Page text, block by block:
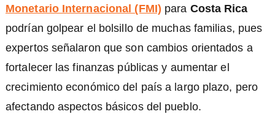
Monetario Internacional (FMI) para Costa Rica
podrían golpear el bolsillo de muchas familias, pues
expertos señalaron que son cambios orientados a
fortalecer las finanzas públicas y aumentar el
crecimiento económico del país a largo plazo, pero
afectando aspectos básicos del pueblo.